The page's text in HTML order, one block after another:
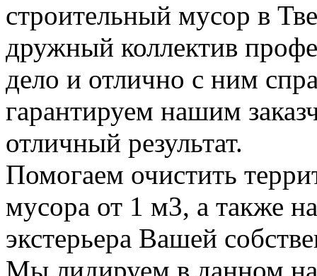
строительный мусор в
дружный коллектив
дело и отлично с ним
гарантируем нашим
отличный результат.
Помогаем очистить
мусора от 1 м3, а также
экстерьера Вашей